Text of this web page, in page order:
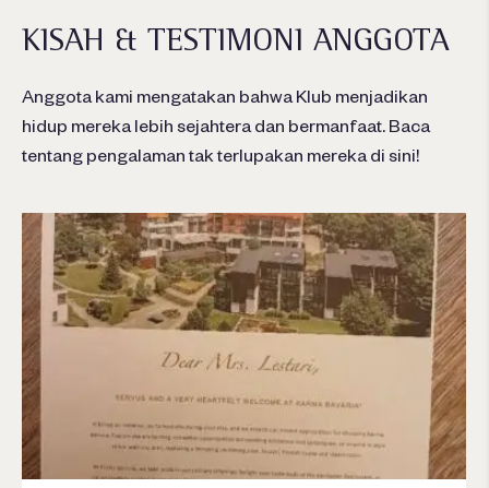
KISAH & TESTIMONI ANGGOTA
Anggota kami mengatakan bahwa Klub menjadikan
hidup mereka lebih sejahtera dan bermanfaat. Baca
tentang pengalaman tak terlupakan mereka di sini!